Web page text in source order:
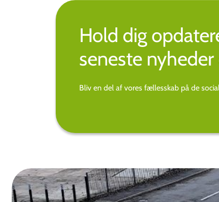
Hold dig
seneste
Bliv en del af vores fællesskab på de